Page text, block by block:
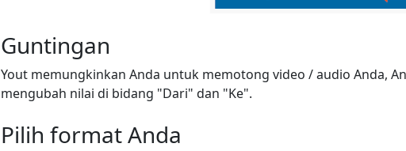
Guntingan
Yout memungkinkan Anda untuk memotong video / audio Anda,
mengubah nilai di bidang "Dari" dan "Ke".
Pilih format Anda